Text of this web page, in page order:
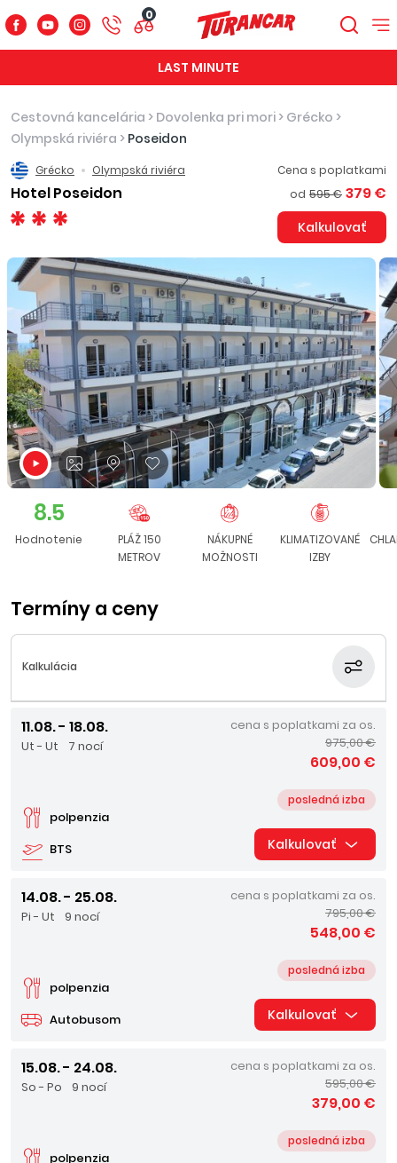
0
LAST MINUTE
Cestovná kancelária > Dovolenka pri mori > Grécko >
Olympská riviéra > Poseidon
Grécko Olympská riviéra
Hotel Poseidon
Cena s poplatkami
od 595 € 379 €
Kalkulovať
8.5
Hodnotenie
PLÁŽ 150
METROV
NÁKUPNÉ
MOŽNOSTI
KLIMATIZOVANÉ
IZBY
Termíny a ceny
Kalkulácia
11.08. - 18.08.
Ut - Ut 7 nocí
BTS
polpenzia
posledná izba
cena s poplatkami za os.
975,00 €
609,00 €
Kalkulovať
14.08. - 25.08.
Pi - Ut 9 nocí
Autobusom
polpenzia
posledná izba
cena s poplatkami za os.
795,00 €
548,00 €
Kalkulovať
15.08. - 24.08.
So - Po 9 nocí
polpenzia
posledná izba
cena s poplatkami za os.
595,00 €
379,00 €